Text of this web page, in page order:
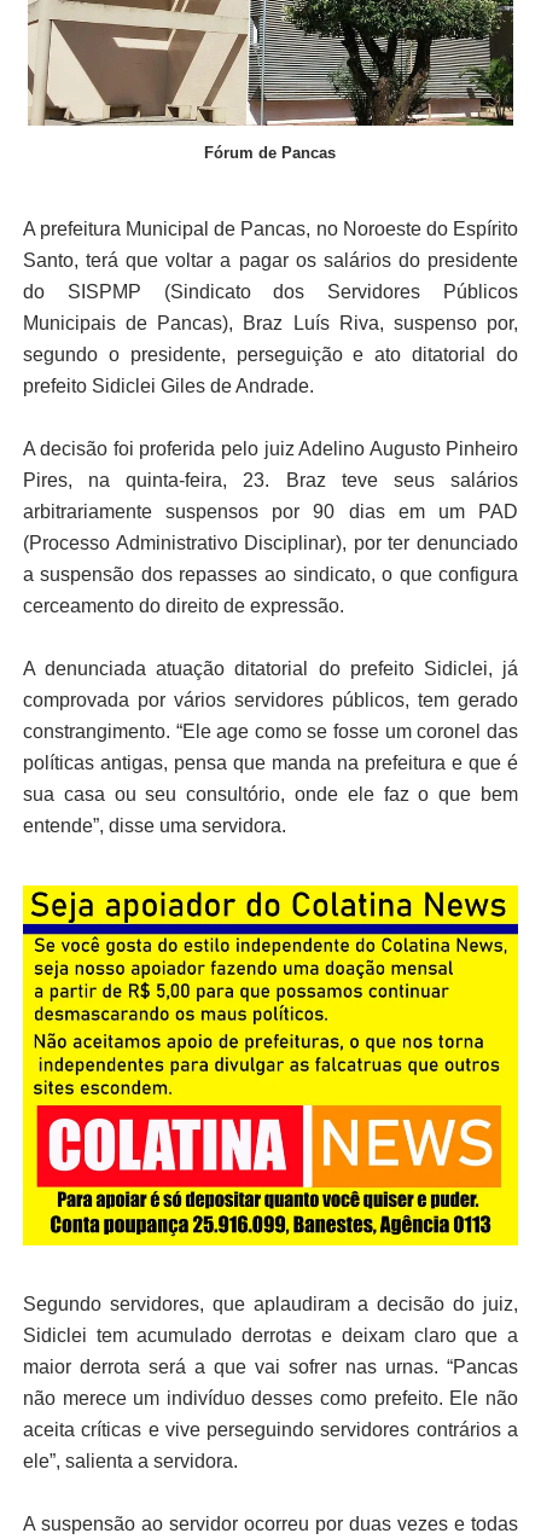
Fórum de Pancas
A prefeitura Municipal de Pancas, no Noroeste do Espírito
Santo, terá que voltar a pagar os salários do presidente
do SISPMP (Sindicato dos Servidores Públicos
Municipais de Pancas), Braz Luís Riva, suspenso por,
segundo o presidente, perseguição e ato ditatorial do
prefeito Sidiclei Giles de Andrade.
A decisão foi proferida pelo juiz Adelino Augusto Pinheiro
Pires, na quinta-feira, 23. Braz teve seus salários
arbitrariamente suspensos por 90 dias em um PAD
(Processo Administrativo Disciplinar), por ter denunciado
a suspensão dos repasses ao sindicato, o que configura
cerceamento do direito de expressão.
A denunciada atuação ditatorial do prefeito Sidiclei, já
comprovada por vários servidores públicos, tem gerado
constrangimento. “Ele age como se fosse um coronel das
políticas antigas, pensa que manda na prefeitura e que é
sua casa ou seu consultório, onde ele faz o que bem
entende”, disse uma servidora.
Segundo servidores, que aplaudiram a decisão do juiz,
Sidiclei tem acumulado derrotas e deixam claro que a
maior derrota será a que vai sofrer nas urnas. “Pancas
não merece um indivíduo desses como prefeito. Ele não
aceita críticas e vive perseguindo servidores contrários a
ele”, salienta a servidora.
A suspensão ao servidor ocorreu por duas vezes e todas